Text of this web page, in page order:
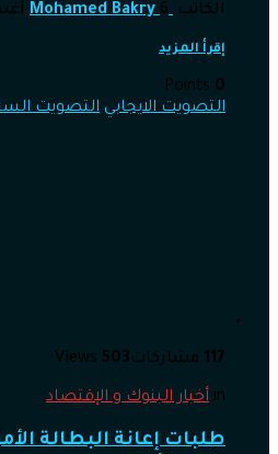
الكاتب Mohamed Bakry 6 أغسطس، 2026, 1:46 م
إقرأ المزيد
0
التصويت الايجابي التصويت
117 مشاركات503
in أخبار البنوك و الإقتصاد
طلبات إعانة البطالة